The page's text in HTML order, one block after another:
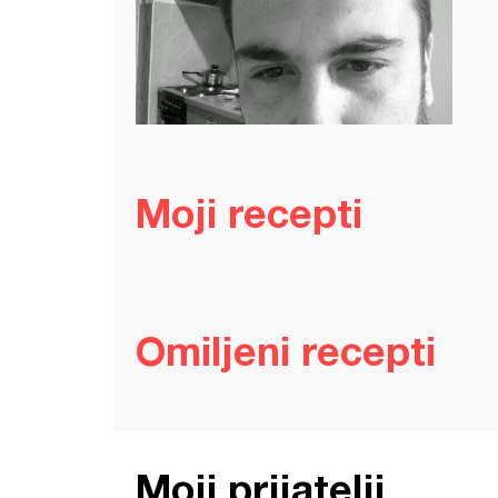
Moji recepti
Omiljeni recepti